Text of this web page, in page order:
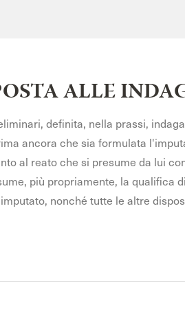
ALLE
definita, nella prassi,
ancora che sia formulata
al reato che si presume da lui
più propriamente, la
nonché tutte le altre